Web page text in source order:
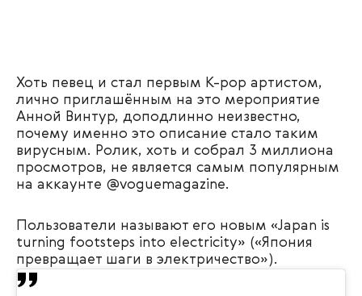
Хоть певец и стал первым K-pop артистом,
лично приглашённым на это мероприятие
Анной Винтур, доподлинно неизвестно,
почему именно это описание стало таким
вирусным. Ролик, хоть и собрал 3 миллиона
просмотров, не является самым популярным
на аккаунте @voguemagazine.
Пользователи называют его новым «Japan is
turning footsteps into electricity» («Япония
превращает шаги в электричество»).